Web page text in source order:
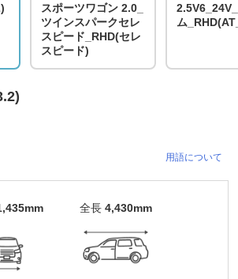
スポーツワゴン 2.0_
ツインスパークセレ
スピード_RHD(セレ
スピード)
ム
用語について
全長 4,430mm